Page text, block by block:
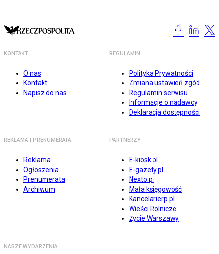
KONTAKT
O nas
Kontakt
Napisz do nas
REGULAMIN
Polityka Prywatności
Zmiana ustawień zgód
Regulamin serwisu
Informacje o nadawcy
Deklaracja dostępności
REKLAMA I PRENUMERATA
Reklama
Ogłoszenia
Prenumerata
Archiwum
PARTNERZY
E-kiosk.pl
E-gazety.pl
Nexto.pl
Mała księgowość
Kancelarierp.pl
Wieści Rolnicze
Życie Warszawy
NASZE WYDARZENIA